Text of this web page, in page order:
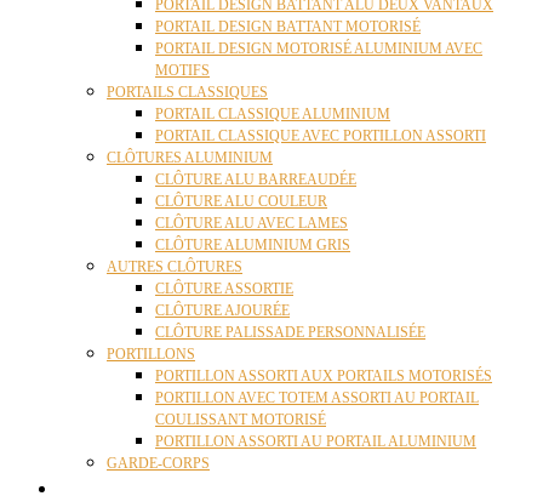
PORTAIL DESIGN BATTANT ALU DEUX VANTAUX
PORTAIL DESIGN BATTANT MOTORISÉ
PORTAIL DESIGN MOTORISÉ ALUMINIUM AVEC
MOTIFS
PORTAILS CLASSIQUES
PORTAIL CLASSIQUE ALUMINIUM
PORTAIL CLASSIQUE AVEC PORTILLON ASSORTI
CLÔTURES ALUMINIUM
CLÔTURE ALU BARREAUDÉE
CLÔTURE ALU COULEUR
CLÔTURE ALU AVEC LAMES
CLÔTURE ALUMINIUM GRIS
AUTRES CLÔTURES
CLÔTURE ASSORTIE
CLÔTURE AJOURÉE
CLÔTURE PALISSADE PERSONNALISÉE
PORTILLONS
PORTILLON ASSORTI AUX PORTAILS MOTORISÉS
PORTILLON AVEC TOTEM ASSORTI AU PORTAIL
COULISSANT MOTORISÉ
PORTILLON ASSORTI AU PORTAIL ALUMINIUM
GARDE-CORPS